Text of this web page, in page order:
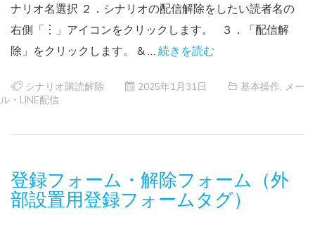
ナリオ名選択 ２．シナリオの配信解除をしたい読者名の
右側「︙」アイコンをクリックします。 ３．「配信解
除」をクリックします。 & … 続きを読む
シナリオ購読解除 2025年1月31日 基本操作
メー
ル・LINE配信
登録フォーム・解除フォーム（外
部設置用登録フォームタグ）